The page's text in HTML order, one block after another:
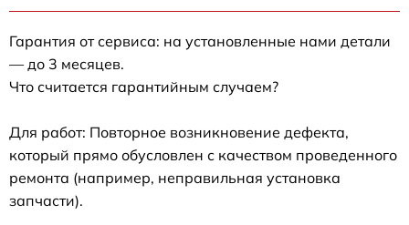
Гарантия от сервиса: на установленные нами детали
— до 3 месяцев.
Что считается гарантийным случаем?
Для работ: Повторное возникновение дефекта,
который прямо обусловлен с качеством проведенного
ремонта (например, неправильная установка
запчасти).